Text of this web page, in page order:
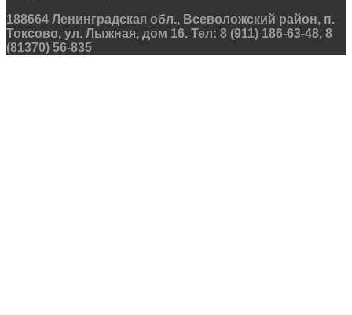
188664 Ленинградская обл., Всеволожский район, п.
Токсово, ул. Лыжная, дом 16. Тел: 8 (911) 186-63-48, 8
(81370) 56-835